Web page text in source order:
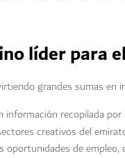
líder para
grandes sumas en
información recopilada
creativos del
oportunidades de